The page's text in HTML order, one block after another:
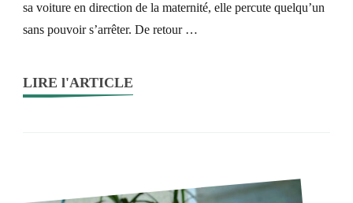
noir
sa voiture en direction de la maternité, elle percute quelqu’un
sans pouvoir s’arrêter. De retour …
LIRE l'ARTICLE